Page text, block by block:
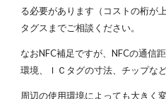
る必要があります（コストの桁が
タグスまでご相談ください。
なおNFC補足ですが、NFCの通信
環境、ＩＣタグの寸法、チップな
周辺の使用環境によっても大きく